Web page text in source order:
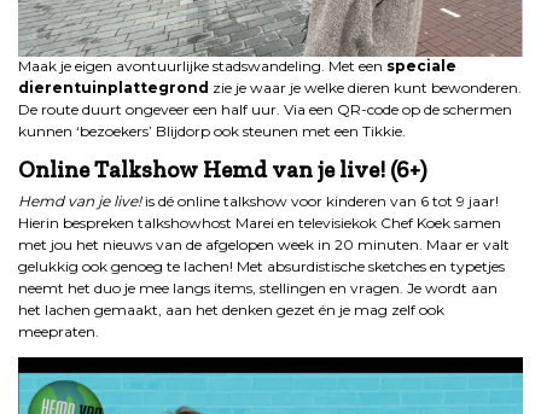
Maak je eigen avontuurlijke stadswandeling. Met een speciale
dierentuinplattegrond zie je waar je welke dieren kunt bewonderen.
De route duurt ongeveer een half uur. Via een QR-code op de schermen
kunnen ‘bezoekers’ Blijdorp ook steunen met een Tikkie.
Online Talkshow Hemd van je live! (6+)
Hemd van je live!is dé online talkshow voor kinderen van 6 tot 9 jaar!
Hierin bespreken talkshowhost Marei en televisiekok Chef Koek samen
met jou het nieuws van de afgelopen week in 20 minuten. Maar er valt
gelukkig ook genoeg te lachen! Met absurdistische sketches en typetjes
neemt het duo je mee langs items, stellingen en vragen. Je wordt aan
het lachen gemaakt, aan het denken gezet én je mag zelf ook
meepraten.